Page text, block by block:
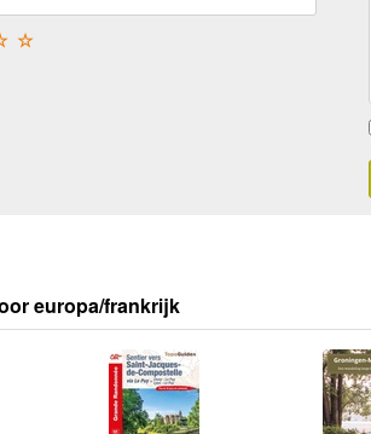
☆
europa/frankrijk